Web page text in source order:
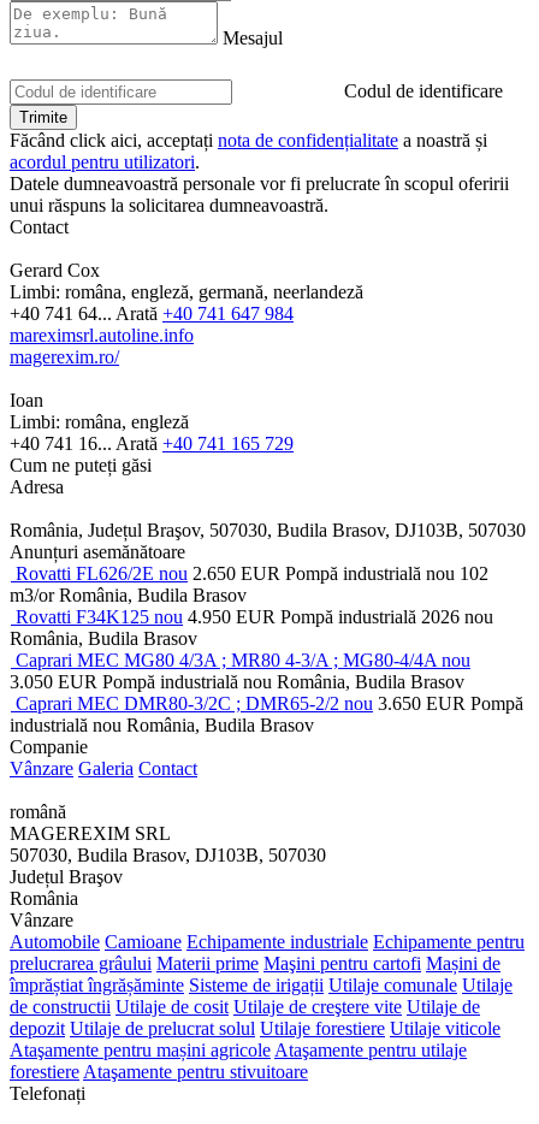
Mesajul
Codul de identificare
Făcând click aici, acceptați nota de confidențialitate a noastră și
acordul pentru utilizatori.
Datele dumneavoastră personale vor fi prelucrate în scopul oferirii
unui răspuns la solicitarea dumneavoastră.
Contact
Gerard Cox
Limbi: româna, engleză, germană, neerlandeză
+40 741 64... Arată +40 741 647 984
mareximsrl.autoline.info
magerexim.ro/
Ioan
Limbi: româna, engleză
+40 741 16... Arată +40 741 165 729
Cum ne puteți găsi
Adresa
România, Județul Braşov, 507030, Budila Brasov, DJ103B, 507030
Anunțuri asemănătoare
Rovatti FL626/2E nou 2.650 EUR Pompă industrială nou 102
m3/orRomânia, Budila Brasov
Rovatti F34K125 nou 4.950 EUR Pompă industrială 2026 nou
România, Budila Brasov
Caprari MEC MG80 4/3A ; MR80 4-3/A ; MG80-4/4A nou
3.050 EUR Pompă industrială nou România, Budila Brasov
Caprari MEC DMR80-3/2C ; DMR65-2/2 nou 3.650 EUR Pompă
industrială nou România, Budila Brasov
Companie
Vânzare Galeria Contact
română
MAGEREXIM SRL
507030, Budila Brasov, DJ103B, 507030
Județul Braşov
România
Vânzare
Automobile Camioane Echipamente industriale Echipamente pentru
prelucrarea grâului Materii prime Maşini pentru cartofi Mașini de
împrăștiat îngrășăminte Sisteme de irigații Utilaje comunale Utilaje
de constructii Utilaje de cosit Utilaje de creştere vite Utilaje de
depozit Utilaje de prelucrat solul Utilaje forestiere Utilaje viticole
Ataşamente pentru mașini agricole Ataşamente pentru utilaje
forestiere Ataşamente pentru stivuitoare
Telefonați